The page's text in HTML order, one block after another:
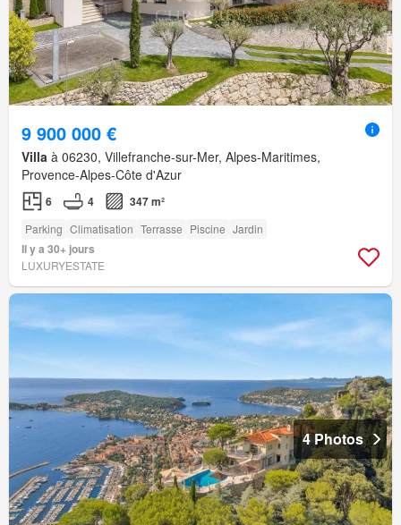
9 900 000 €
Villa à 06230, Villefranche-sur-Mer, Alpes-Maritimes,
Provence-Alpes-Côte d'Azur
6 4 347 m²
Parking Climatisation Terrasse Piscine Jardin
Il y a 30+ jours
LUXURYESTATE
4 Photos